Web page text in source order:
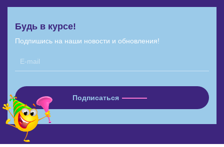
Будь в курсе!
Подпишись на наши новости и обновления!